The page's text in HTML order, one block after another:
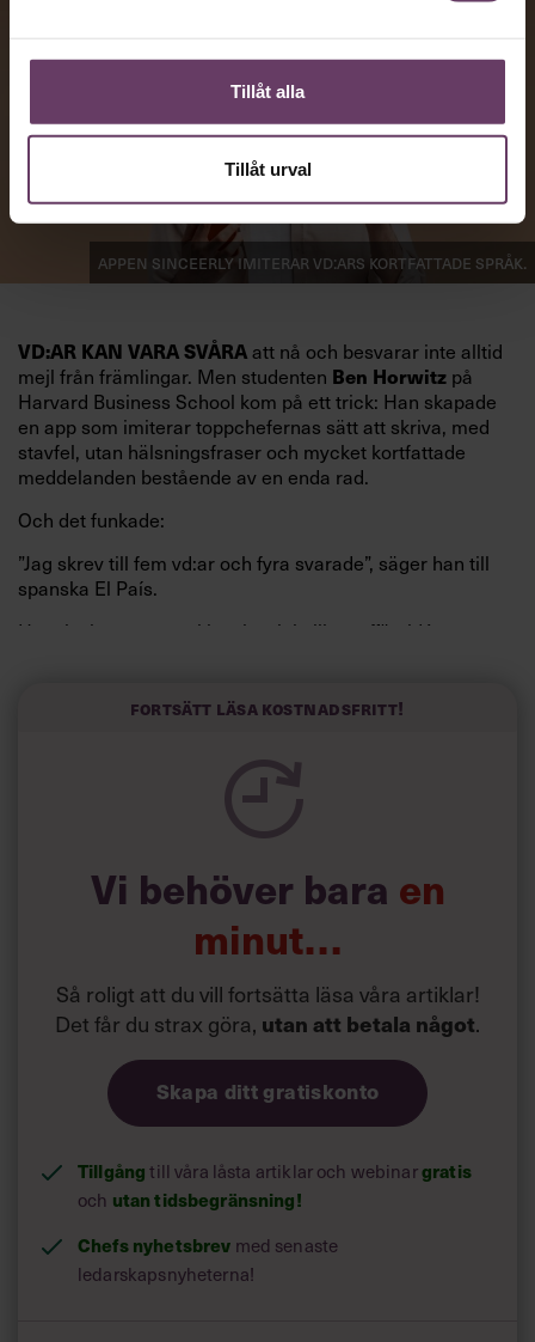
Tillåt alla
Tillåt urval
Appen Sinceerly imiterar vd:ars kortfattade språk.
VD:AR KAN VARA SVÅRAatt nå och besvarar inte alltid
mejl från främlingar. Men studenten Ben Horwitz på
Harvard Business School kom på ett trick: Han skapade
en app som imiterar toppchefernas sätt att skriva, med
stavfel, utan hälsningsfraser och mycket kortfattade
meddelanden bestående av en enda rad.
Och det funkade:
”Jag skrev till fem vd:ar och fyra svarade”, säger han till
spanska El País.
Horwitz har nu utvecklat sitt trick till en affärsidé: appen
kortfattat slarviga vd-stilen.
Fortsätt läsa kostnadsfritt!
Vi behöver bara en
minut…
Så roligt att du vill fortsätta läsa våra artiklar!
Det får du strax göra, utan att betala något.
Skapa ditt gratiskonto
Tillgångtill våra låsta artiklar och webinargratis
och utan tidsbegränsning!
Chefs nyhetsbrev med senaste
ledarskapsnyheterna!